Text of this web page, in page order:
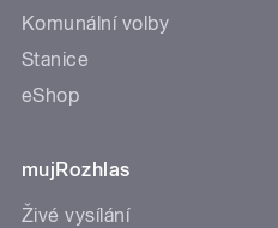
Komunální volby
Stanice
eShop
mujRozhlas
Živé vysílání